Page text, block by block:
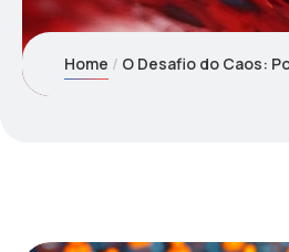
Home O Desafio do Caos: Por que os Dados